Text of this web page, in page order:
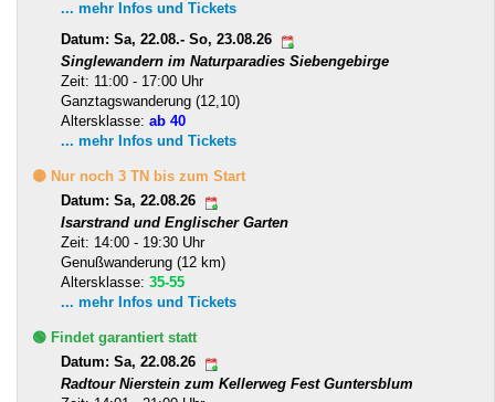
... mehr Infos und Tickets
Datum: Sa, 22.08.- So, 23.08.26
Singlewandern im Naturparadies Siebengebirge
Zeit: 11:00 - 17:00 Uhr
Ganztagswanderung (12,10)
Altersklasse: ab 40
... mehr Infos und Tickets
🟡 Nur noch 3 TN bis zum Start
Datum: Sa, 22.08.26
Isarstrand und Englischer Garten
Zeit: 14:00 - 19:30 Uhr
Genußwanderung (12 km)
Altersklasse: 35-55
... mehr Infos und Tickets
🟢 Findet garantiert statt
Datum: Sa, 22.08.26
Radtour Nierstein zum Kellerweg Fest Guntersblum